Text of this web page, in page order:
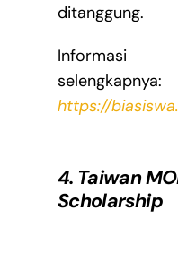
ditanggung.
Informasi
selengkapnya:
https://
4. Taiwan
Scholarship